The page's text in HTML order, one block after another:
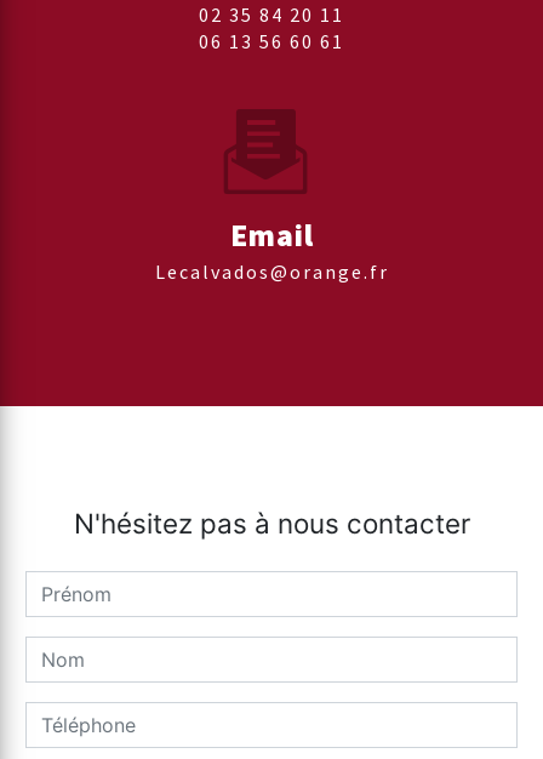
02 35 84 20 11
06 13 56 60 61
Email
lecalvados@orange.fr
N'hésitez pas à nous contacter